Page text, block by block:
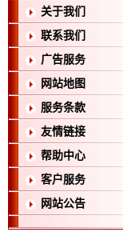
关于我们
联系我们
广告服务
网站地图
服务条款
友情链接
帮助中心
客户服务
网站公告